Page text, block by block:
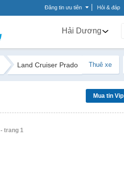
Đăng tin ưu tiên Hỏi & đáp
Hải Dương
Land Cruiser Prado Thuê xe
Mua tin Vip
- trang 1